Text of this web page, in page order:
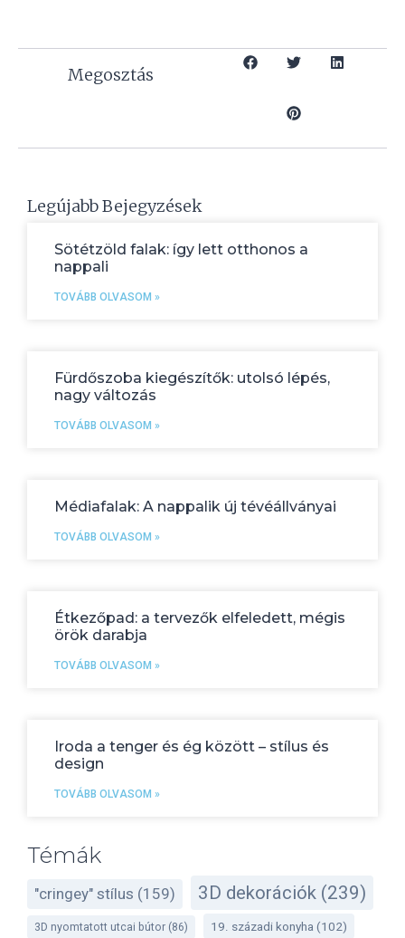
Megosztás
Legújabb Bejegyzések
Sötétzöld falak: így lett otthonos a
nappali
TOVÁBB OLVASOM »
Fürdőszoba kiegészítők: utolsó lépés,
nagy változás
TOVÁBB OLVASOM »
Médiafalak: A nappalik új tévéállványai
TOVÁBB OLVASOM »
Étkezőpad: a tervezők elfeledett, mégis
örök darabja
TOVÁBB OLVASOM »
Iroda a tenger és ég között – stílus és
design
TOVÁBB OLVASOM »
Témák
"cringey" stílus (159) 3D dekorációk (239)
3D nyomtatott utcai bútor (86) 19. századi konyha (102)